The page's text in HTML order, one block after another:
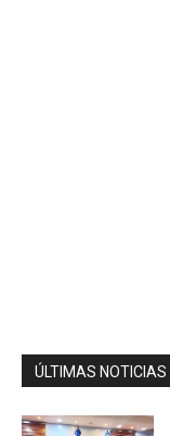
ÚLTIMAS NOTICIAS